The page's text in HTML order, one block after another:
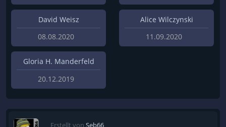
David Weisz
08.08.2020
Alice Wilczynski
11.09.2020
Gloria H. Manderfeld
20.12.2019
Erstellt von Seb66